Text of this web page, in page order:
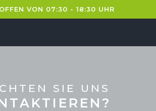
VON 07:30 - 18:30 UHR
SIE UNS